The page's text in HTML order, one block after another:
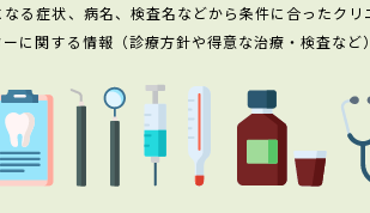
症状、病名、検査名などから条件に合ったクリ
に関する情報（診療方針や得意な治療・検査など